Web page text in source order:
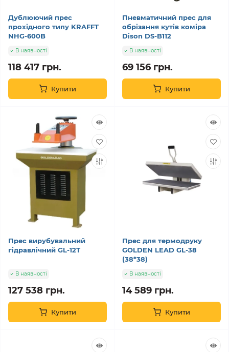
Дублюючий прес
прохідного типу KRAFFT
NHG-600B
В наявності
118 417 грн.
Купити
Пневматичний прес для
обрізання кутів коміра
Dison DS-B112
В наявності
69 156 грн.
Купити
Прес вирубувальний
гідравлічний GL-12Т
В наявності
127 538 грн.
Купити
Прес для термодруку
GOLDEN LEAD GL-38
(38*38)
В наявності
14 589 грн.
Купити